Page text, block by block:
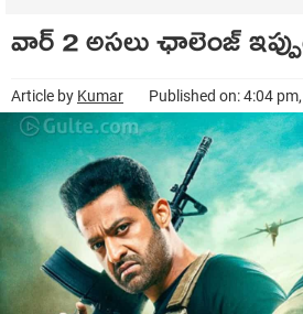
వార్ 2 అసలు ఛాలెంజ్
Article by Kumar Published on: 4:04